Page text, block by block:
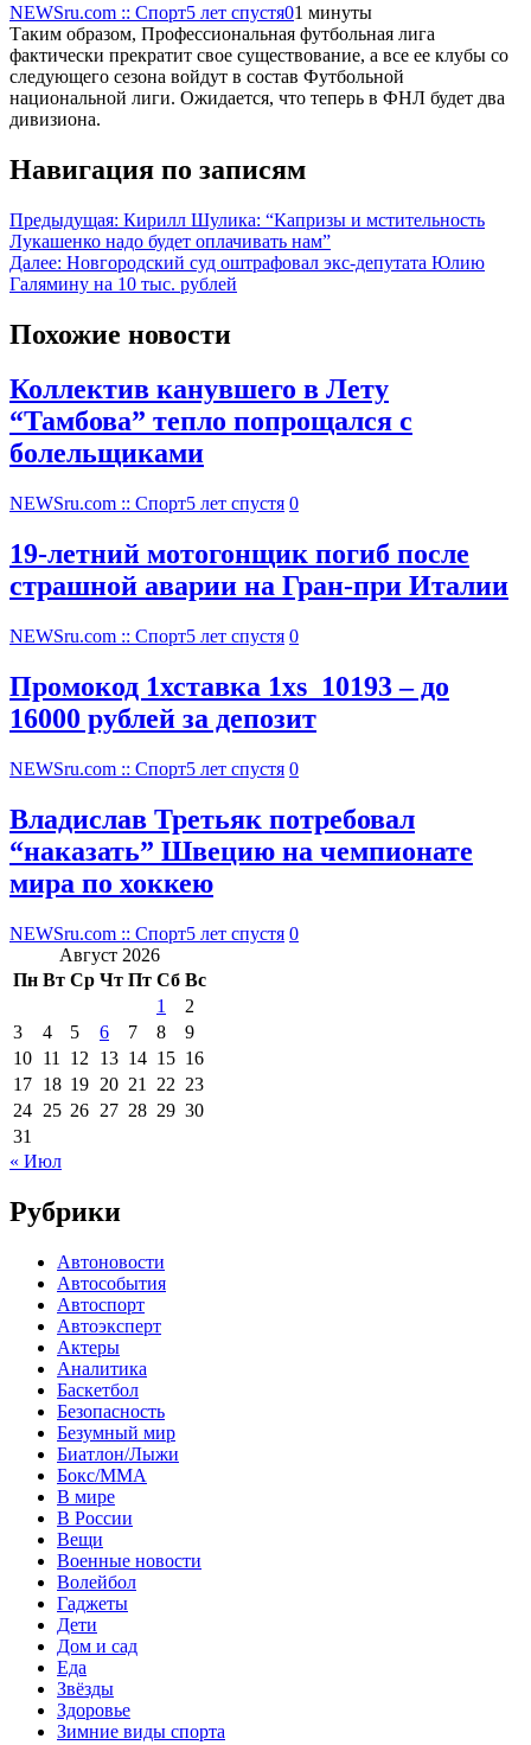
NEWSru.com :: Спорт5 лет спустя01 минуты
Таким образом, Профессиональная футбольная лига
фактически прекратит свое существование, а все ее клубы со
следующего сезона войдут в состав Футбольной
национальной лиги. Ожидается, что теперь в ФНЛ будет два
дивизиона.
Навигация по записям
Предыдущая: Кирилл Шулика: “Капризы и мстительность
Лукашенко надо будет оплачивать нам”
Далее: Новгородский суд оштрафовал экс-депутата Юлию
Галямину на 10 тыс. рублей
Похожие новости
Коллектив канувшего в Лету
“Тамбова” тепло попрощался с
болельщиками
NEWSru.com :: Спорт5 лет спустя 0
19-летний мотогонщик погиб после
страшной аварии на Гран-при Италии
NEWSru.com :: Спорт5 лет спустя 0
Промокод 1хставка 1xs_10193 – до
16000 рублей за депозит
NEWSru.com :: Спорт5 лет спустя 0
Владислав Третьяк потребовал
“наказать” Швецию на чемпионате
мира по хоккею
NEWSru.com :: Спорт5 лет спустя 0
Август 2026
Пн Вт Ср Чт Пт Сб Вс
1
2
3
4 5 6 7 8
9
10 11 12 13 14 15 16
17 18 19 20 21 22 23
24 25 26 27 28 29 30
31
« Июл
Рубрики
Автоновости
Автособытия
Автоспорт
Автоэксперт
Актеры
Аналитика
Баскетбол
Безопасность
Безумный мир
Биатлон/Лыжи
Бокс/MMA
В мире
В России
Вещи
Военные новости
Волейбол
Гаджеты
Дети
Дом и сад
Еда
Звёзды
Здоровье
Зимние виды спорта